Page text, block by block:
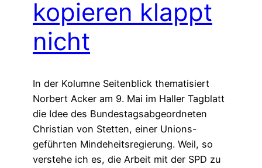
kopieren klappt
nicht
In der Kolumne Seitenblick thematisiert
Norbert Acker am 9. Mai im Haller Tagblatt
die Idee des Bundestagsabgeordneten
Christian von Stetten, einer Unions-
geführten Mindeheitsregierung. Weil, so
verstehe ich es, die Arbeit mit der SPD zu